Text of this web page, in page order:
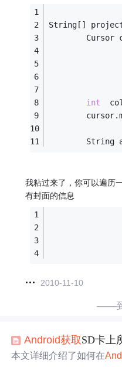
String[]
Cursor
int
String
我粘过来了，你可以遍历
有封面的信息
2010-11-10
——
Android获取SD卡上
本文详细介绍了如何在